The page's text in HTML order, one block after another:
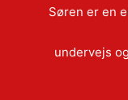
Søren er en
undervejs